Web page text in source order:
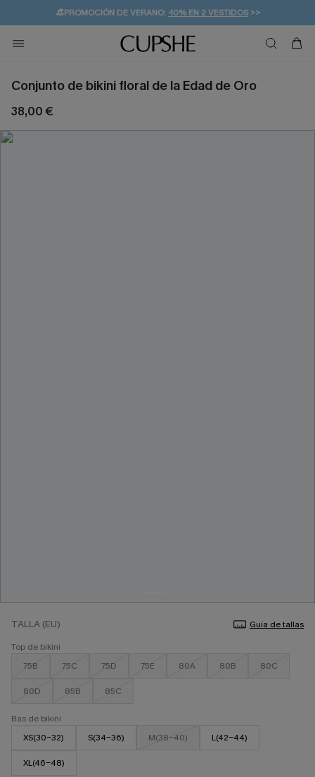
👒PROMOCIÓN DE VERANO:-10% EN 2 VESTIDOS>>
💌¡SUSCRIBIRSE & GANAR -10% EXTRA!
🚚ENVÍO GRATUITO A PARTIR DE 49 € >>
Conjunto de bikini floral de la Edad de Oro
38,00 €
TALLA (EU)
Guía de tallas
Top de bikini
75B
75C 75D 75E 80A 80B 80C
80D 85B 85C
Bas de bikini
XS(30-32)
S(34-36) M(38-40) L(42-44)
XL(46-48)